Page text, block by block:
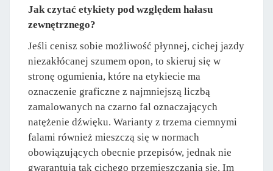
Jak czytać etykiety pod względem hałasu
zewnętrznego?
Jeśli cenisz sobie możliwość płynnej, cichej jazdy
niezakłócanej szumem opon, to skieruj się w
stronę ogumienia, które na etykiecie ma
oznaczenie graficzne z najmniejszą liczbą
zamalowanych na czarno fal oznaczających
natężenie dźwięku. Warianty z trzema ciemnymi
falami również mieszczą się w normach
obowiązujących obecnie przepisów, jednak nie
gwarantują tak cichego przemieszczania się. Im